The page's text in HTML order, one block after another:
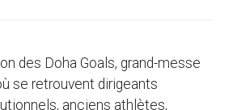
des Doha Goals, grand-messe
se retrouvent dirigeants
anciens athlètes,